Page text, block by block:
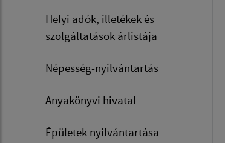
Helyi adók, illetékek és
szolgáltatások árlistája
Népesség-nyilvántartás
Anyakönyvi hivatal
Épületek nyilvántartása